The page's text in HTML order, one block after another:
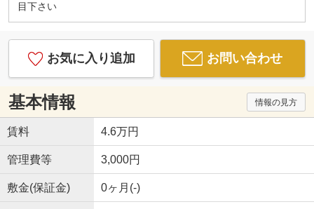
目下さい
お気に入り追加 お問い合わせ
基本情報 情報の見方
賃料 4.6万円
管理費等 3,000円
敷金(保証金) 0ヶ月(-)